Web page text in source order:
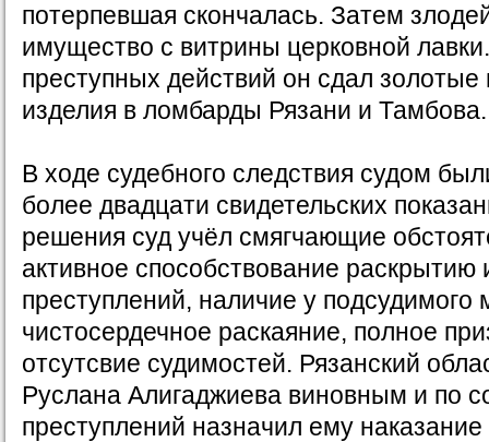
потерпевшая скончалась. Затем
имущество с витрины церковной
преступных действий он сдал
изделия в ломбарды Рязани и Тамбова.
В ходе судебного следствия судом
более двадцати свидетельских
решения суд учёл смягчающие
активное способствование
преступлений, наличие у подсудимого
чистосердечное раскаяние, полное
отсутсвие судимостей. Рязанский
Руслана Алигаджиева виновным и по
преступлений назначил ему